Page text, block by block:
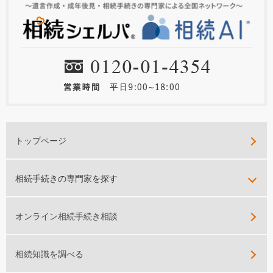
トップページ
相続手続きの専門家を探す
オンライン相続手続き相談
相続知識を調べる